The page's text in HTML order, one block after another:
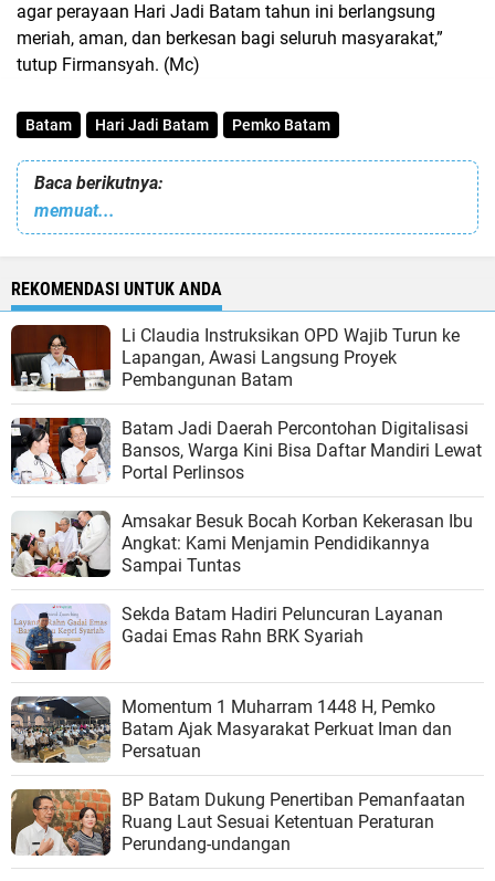
agar perayaan Hari Jadi Batam tahun ini berlangsung
meriah, aman, dan berkesan bagi seluruh masyarakat,”
tutup Firmansyah. (Mc)
Batam Hari Jadi Batam Pemko Batam
Baca berikutnya:
memuat...
REKOMENDASI UNTUK ANDA
Li Claudia Instruksikan OPD Wajib Turun ke
Lapangan, Awasi Langsung Proyek
Pembangunan Batam
Batam Jadi Daerah Percontohan Digitalisasi
Bansos, Warga Kini Bisa Daftar Mandiri Lewat
Portal Perlinsos
Amsakar Besuk Bocah Korban Kekerasan Ibu
Angkat: Kami Menjamin Pendidikannya
Sampai Tuntas
Sekda Batam Hadiri Peluncuran Layanan
Gadai Emas Rahn BRK Syariah
Momentum 1 Muharram 1448 H, Pemko
Batam Ajak Masyarakat Perkuat Iman dan
Persatuan
BP Batam Dukung Penertiban Pemanfaatan
Ruang Laut Sesuai Ketentuan Peraturan
Perundang-undangan